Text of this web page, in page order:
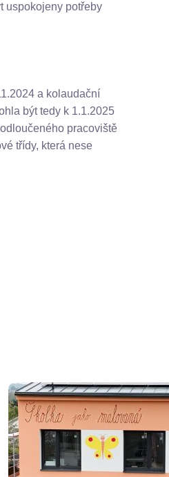
uspokojeny potřeby
a kolaudační
být tedy k 1.1.2025
pracoviště
třídy, která nese